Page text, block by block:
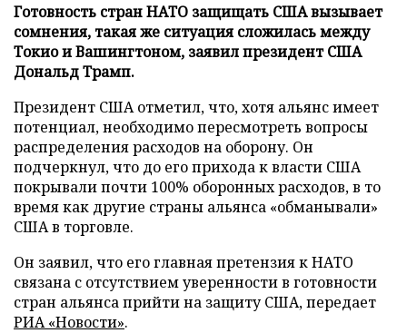
Готовность стран НАТО защищать США вызывает
сомнения, такая же ситуация сложилась между
Токио и Вашингтоном, заявил президент США
Дональд Трамп.
Президент США отметил, что, хотя альянс имеет
потенциал, необходимо пересмотреть вопросы
распределения расходов на оборону. Он
подчеркнул, что до его прихода к власти США
покрывали почти 100% оборонных расходов, в то
время как другие страны альянса «обманывали»
США в торговле.
Он заявил, что его главная претензия к НАТО
связана с отсутствием уверенности в готовности
стран альянса прийти на защиту США, передает
РИА «Новости».